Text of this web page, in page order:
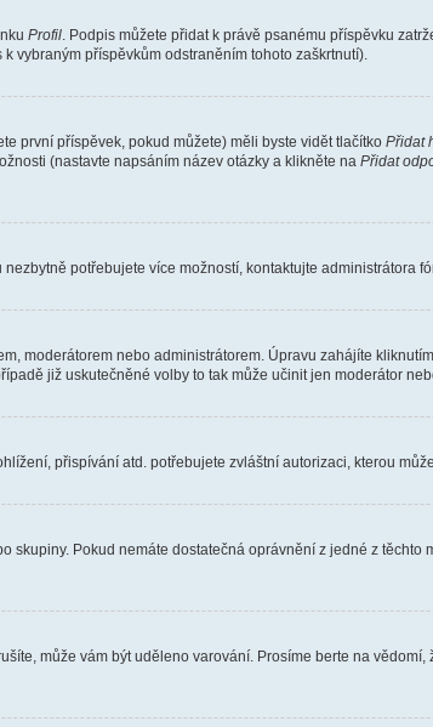
Profil. Podpis můžete přidat k právě psanému příspěvku
vybraným příspěvkům odstraněním tohoto zaškrtnutí).
první příspěvek, pokud můžete) měli byste vidět tlačítko Přidat
(nastavte napsáním název otázky a klikněte na Přidat
potřebujete více možností, kontaktujte administrátora
moderátorem nebo administrátorem. Úpravu zahájíte
již uskutečněné volby to tak může učinit jen moderátor
přispívání atd. potřebujete zvláštní autorizaci, kterou
Pokud nemáte dostatečná oprávnění z jedné z
může vám být uděleno varování. Prosíme berte na